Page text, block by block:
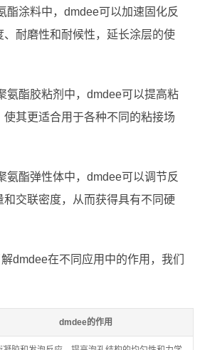
酯涂料中，dmdee可以加速固化反
、耐磨性和耐候性，延长涂层的使
氨酯胶粘剂中，dmdee可以提高粘
其更适合用于各种不同的粘接场
氨酯弹性体中，dmdee可以调节反
和交联密度，从而获得具有不同硬
dmdee在不同应用中的作用，我们
dmdee的作用